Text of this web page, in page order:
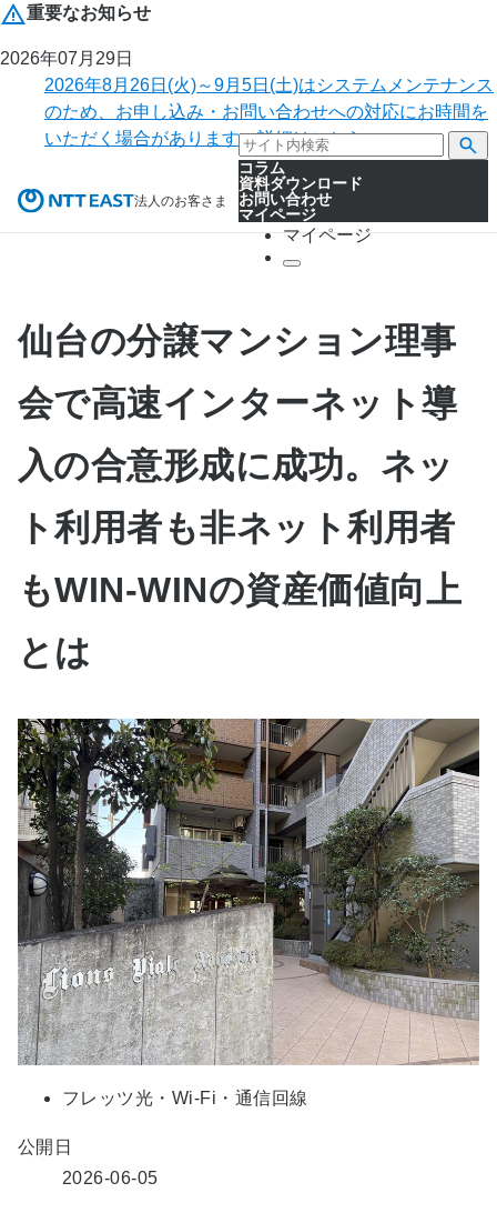
重要なお知らせ
2026年07月29日
2026年8月26日(火)～9月5日(土)はシステムメンテナンス
のため、お申し込み・お問い合わせへの対応にお時間を
いただく場合があります。詳細はこちら。
法人のお客さま
コラム
資料ダウンロード
お問い合わせ
マイページ
マイページ
仙台の分譲マンション理事
会で高速インターネット導
入の合意形成に成功。ネッ
ト利用者も非ネット利用者
もWIN-WINの資産価値向上
とは
フレッツ光・Wi-Fi・通信回線
公開日
2026-06-05